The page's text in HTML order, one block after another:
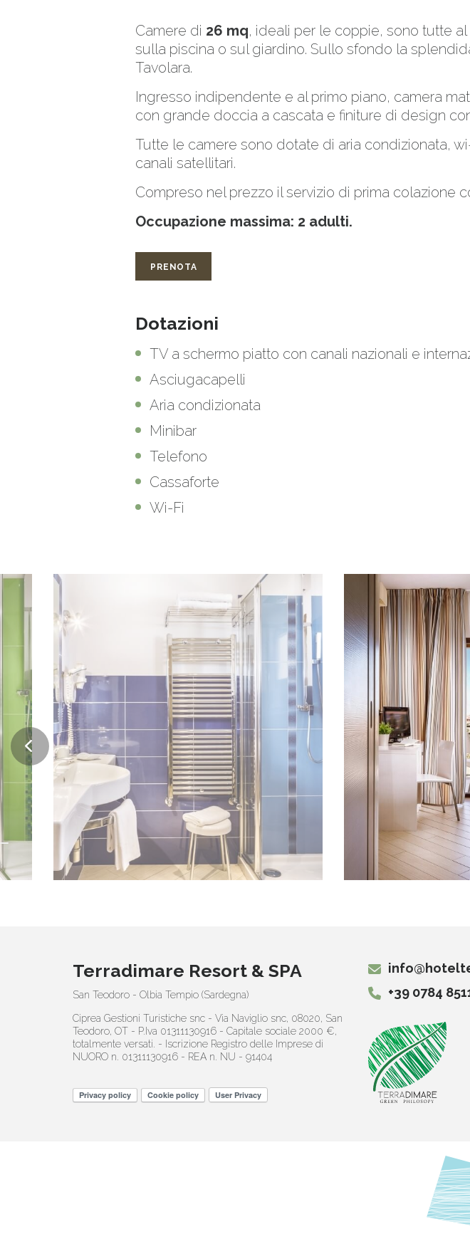
Camere di 26 mq, ideali per le coppie, sono tutte
sulla piscina o sul giardino. Sullo sfondo la
Tavolara.
Ingresso indipendente e al primo piano, camera
con grande doccia a cascata e finiture di design
Tutte le camere sono dotate di aria condizionata,
canali satellitari.
Compreso nel prezzo il servizio di prima colazione
Occupazione massima: 2 adulti.
PRENOTA
Dotazioni
TV a schermo piatto con canali nazionali e
Asciugacapelli
Aria condizionata
Minibar
Telefono
Cassaforte
Wi-Fi
Terradimare Resort & SPA
San Teodoro - Olbia Tempio (Sardegna)
Ciprea Gestioni Turistiche snc - Via Naviglio snc, 08020, San
Teodoro, OT - P.Iva 01311130916 - Capitale sociale 2000 €,
totalmente versati. - Iscrizione Registro delle Imprese di
NUORO n. 01311130916 - REA n. NU - 91404
Privacy policy Cookie policy User Privacy
+39 0784